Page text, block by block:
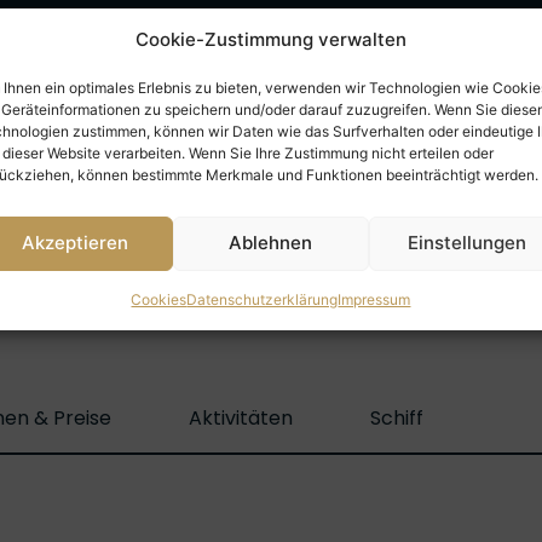
Cookie-Zustimmung verwalten
Ihnen ein optimales Erlebnis zu bieten, verwenden wir Technologien wie
Geräteinformationen zu speichern und/oder darauf zuzugreifen. Wenn Sie
zustimmen, können wir Daten wie das Surfverhalten oder eindeutige
Website verarbeiten. Wenn Sie Ihre Zustimmung nicht erteilen oder
können bestimmte Merkmale und Funktionen beeinträchtigt werden.
Akzeptieren Ablehnen Einstellungen
CookiesDatenschutzerklärungImpressum
25.02.2028 9 Nächte
05.03.2028 9 Nächte
Reise-Details
& Preise Aktivitäten Schiff